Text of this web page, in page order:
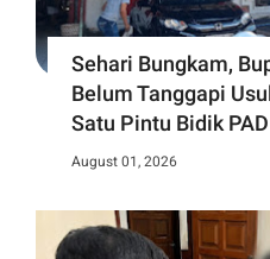
Sehari Bungkam,
Belum Tanggapi
Satu Pintu Bidik
August 01, 2026